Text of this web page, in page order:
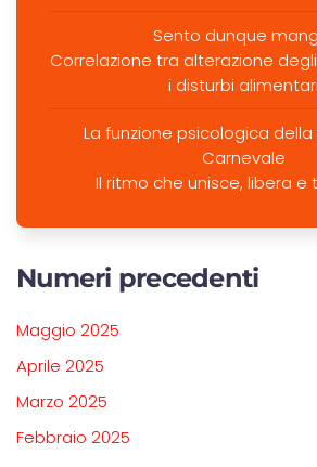
Sento dunque
Correlazione tra alterazione
i disturbi alimentari
La funzione psicologica
Carnevale
Il ritmo che unisce, libera e
Numeri precedenti
Maggio 2025
Aprile 2025
Marzo 2025
Febbraio 2025